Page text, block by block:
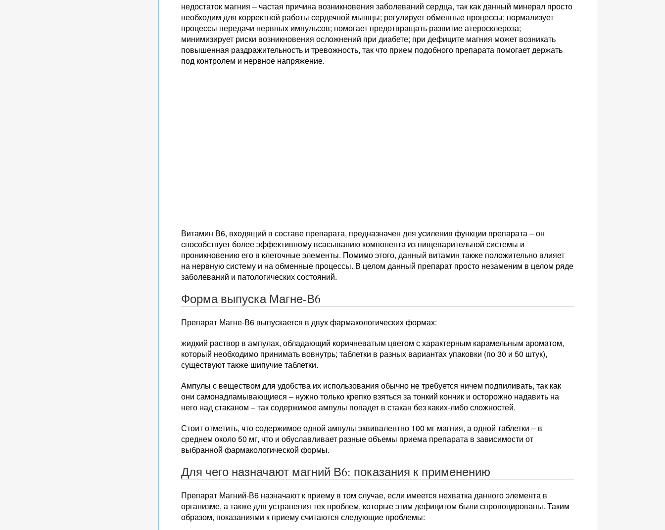
недостаток магния – частая причина возникновения заболеваний сердца, так как данный минерал просто
необходим для корректной работы сердечной мышцы; регулирует обменные процессы; нормализует
процессы передачи нервных импульсов; помогает предотвращать развитие атеросклероза;
минимизирует риски возникновения осложнений при диабете; при дефиците магния может возникать
повышенная раздражительность и тревожность, так что прием подобного препарата помогает держать
под контролем и нервное напряжение.
Витамин В6, входящий в составе препарата, предназначен для усиления функции препарата – он
способствует более эффективному всасыванию компонента из пищеварительной системы и
проникновению его в клеточные элементы. Помимо этого, данный витамин также положительно влияет
на нервную систему и на обменные процессы. В целом данный препарат просто незаменим в целом ряде
заболеваний и патологических состояний.
Форма выпуска Магне-В6
Препарат Магне-В6 выпускается в двух фармакологических формах:
жидкий раствор в ампулах, обладающий коричневатым цветом с характерным карамельным ароматом,
который необходимо принимать вовнутрь; таблетки в разных вариантах упаковки (по 30 и 50 штук),
существуют также шипучие таблетки.
Ампулы с веществом для удобства их использования обычно не требуется ничем подпиливать, так как
они самонадламывающиеся – нужно только крепко взяться за тонкий кончик и осторожно надавить на
него над стаканом – так содержимое ампулы попадет в стакан без каких-либо сложностей.
Стоит отметить, что содержимое одной ампулы эквивалентно 100 мг магния, а одной таблетки – в
среднем около 50 мг, что и обуславливает разные объемы приема препарата в зависимости от
выбранной фармакологической формы.
Для чего назначают магний В6: показания к применению
Препарат Магний-В6 назначают к приему в том случае, если имеется нехватка данного элемента в
организме, а также для устранения тех проблем, которые этим дефицитом были спровоцированы. Таким
образом, показаниями к приему считаются следующие проблемы: